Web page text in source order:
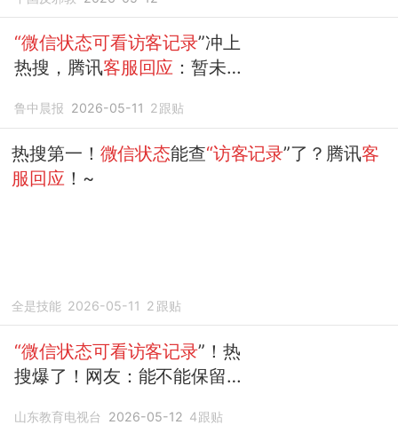
“微信状态可看访客记录”冲上
热搜，腾讯客服回应 ：暂未提
鲁中晨报 2026-05-11 2跟贴
热搜第一！ 微信状态能查“访客记录”了？腾讯客
服回应 ！~
全是技能 2026-05-11 2 跟贴
“微信状态可看访客记录”！热
搜爆了！网友：能不能保留点
山东教育电视台 2026-05-12 4跟贴